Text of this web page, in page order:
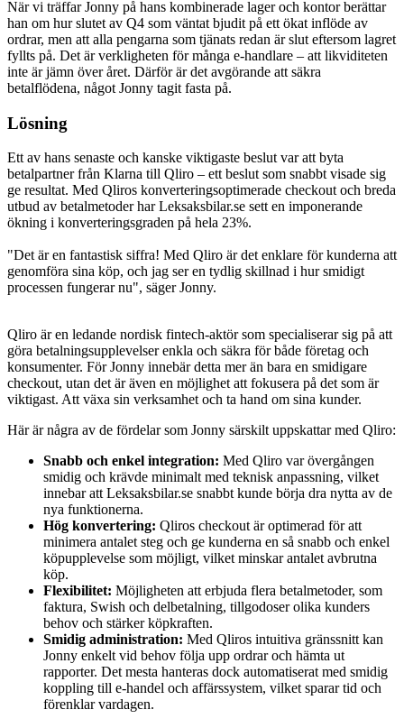
När vi träffar Jonny på hans kombinerade lager och kontor berättar
han om hur slutet av Q4 som väntat bjudit på ett ökat inflöde av
ordrar, men att alla pengarna som tjänats redan är slut eftersom lagret
fyllts på. Det är verkligheten för många e-handlare – att likviditeten
inte är jämn över året. Därför är det avgörande att säkra
betalflödena, något Jonny tagit fasta på.
Lösning
Ett av hans senaste och kanske viktigaste beslut var att byta
betalpartner från Klarna till Qliro – ett beslut som snabbt visade sig
ge resultat. Med Qliros konverteringsoptimerade checkout och breda
utbud av betalmetoder har Leksaksbilar.se sett en imponerande
ökning i konverteringsgraden på hela 23%.
"Det är en fantastisk siffra! Med Qliro är det enklare för kunderna att
genomföra sina köp, och jag ser en tydlig skillnad i hur smidigt
processen fungerar nu", säger Jonny.
Qliro är en ledande nordisk fintech-aktör som specialiserar sig på att
göra betalningsupplevelser enkla och säkra för både företag och
konsumenter. För Jonny innebär detta mer än bara en smidigare
checkout, utan det är även en möjlighet att fokusera på det som är
viktigast. Att växa sin verksamhet och ta hand om sina kunder.
Här är några av de fördelar som Jonny särskilt uppskattar med Qliro:
Snabb och enkel integration: Med Qliro var övergången
smidig och krävde minimalt med teknisk anpassning, vilket
innebar att Leksaksbilar.se snabbt kunde börja dra nytta av de
nya funktionerna.
Hög konvertering: Qliros checkout är optimerad för att
minimera antalet steg och ge kunderna en så snabb och enkel
köpupplevelse som möjligt, vilket minskar antalet avbrutna
köp.
Flexibilitet: Möjligheten att erbjuda flera betalmetoder, som
faktura, Swish och delbetalning, tillgodoser olika kunders
behov och stärker köpkraften.
Smidig administration: Med Qliros intuitiva gränssnitt kan
Jonny enkelt vid behov följa upp ordrar och hämta ut
rapporter. Det mesta hanteras dock automatiserat med smidig
koppling till e-handel och affärssystem, vilket sparar tid och
förenklar vardagen.